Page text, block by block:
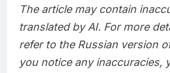
The article may contain
translated by AI. For more
refer to the Russian version
you notice any inaccuracies,